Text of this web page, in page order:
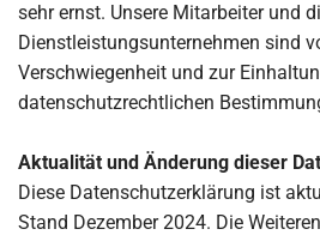
sehr ernst. Unsere Mitarbeiter und
Dienstleistungsunternehmen sind
Verschwiegenheit und zur
datenschutzrechtlichen
Aktualität und Änderung dieser
Diese Datenschutzerklärung ist
Stand Dezember 2024. Die